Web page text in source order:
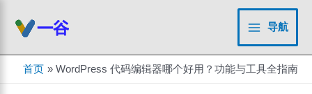
Main
Menu
导航
首页 WordPress 代码编辑器哪个好用？功能与工具全指南